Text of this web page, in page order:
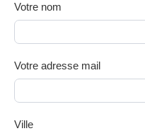
Votre nom
Votre adresse mail
Ville